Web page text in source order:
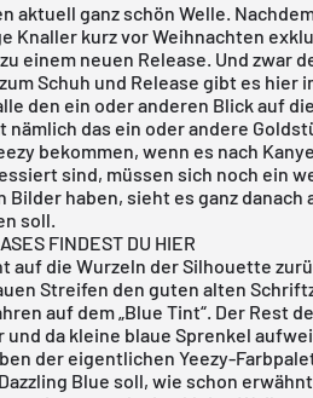
aktuell ganz schön Welle.
Knaller kurz vor Weihnachten
einem neuen Release. Und zwar
Schuh und Release gibt es hier
den ein oder anderen Blick auf die
nämlich das ein oder andere
bekommen, wenn es nach
sind, müssen sich noch ein
haben, sieht es ganz danach
soll.
FINDEST DU HIER
auf die Wurzeln der Silhouette
Streifen den guten alten
auf dem „Blue Tint“. Der Rest
da kleine blaue Sprenkel
der eigentlichen Yeezy-
Blue soll, wie schon